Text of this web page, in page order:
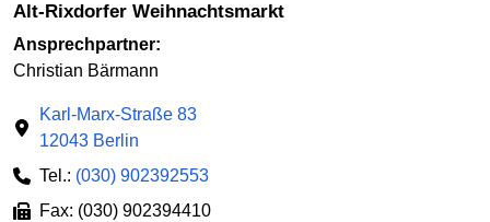
Alt-Rixdorfer Weihnachtsmarkt
Ansprechpartner:
Christian Bärmann
Karl-Marx-Straße 83
12043 Berlin
Tel.: (030) 902392553
Fax: (030) 902394410